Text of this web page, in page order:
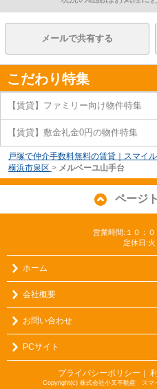
メールで共有する
こだわり特集
【賃貸】ファミリー向け物件特集
【賃貸】敷金礼金0円の物件特集
戸塚で仲介手数料無料の賃貸｜スマイ
横浜市泉区 > メルベーユ山手台
ページ
営業時間:１０：
定休日:火
ホーム
会社概要
お問い合わせ
PCサイト
プライバシーポリシー
Copyright(c) 株式会社小又不動産 ス